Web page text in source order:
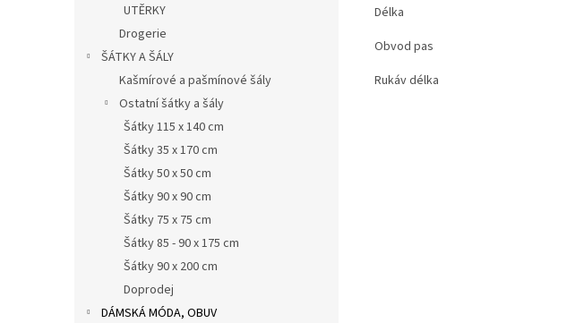
UTĚRKY
Drogerie
ŠÁTKY A ŠÁLY
Kašmírové a pašmínové šály
Ostatní šátky a šály
Šátky 115 x 140 cm
Šátky 35 x 170 cm
Šátky 50 x 50 cm
Šátky 90 x 90 cm
Šátky 75 x 75 cm
Šátky 85 - 90 x 175 cm
Šátky 90 x 200 cm
Doprodej
DÁMSKÁ MÓDA, OBUV
Délka
Obvod pas
Rukáv délka